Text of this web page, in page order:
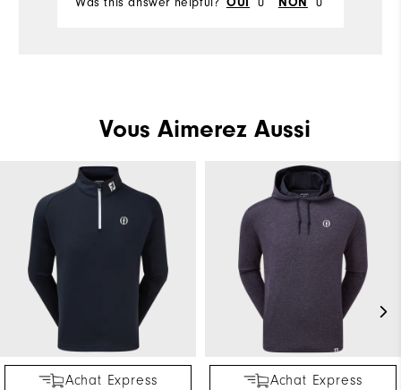
Vous Aimerez Aussi
Achat Express
Achat Express